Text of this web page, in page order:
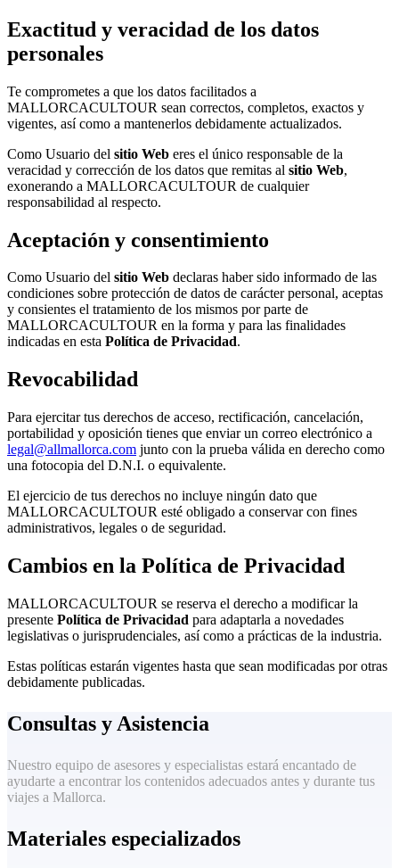
Exactitud y veracidad de los datos
personales
Te comprometes a que los datos facilitados a
MALLORCACULTOUR sean correctos, completos, exactos y
vigentes, así como a mantenerlos debidamente actualizados.
Como Usuario del sitio Web eres el único responsable de la
veracidad y corrección de los datos que remitas al sitio Web,
exonerando a MALLORCACULTOUR de cualquier
responsabilidad al respecto.
Aceptación y consentimiento
Como Usuario del sitio Web declaras haber sido informado de las
condiciones sobre protección de datos de carácter personal, aceptas
y consientes el tratamiento de los mismos por parte de
MALLORCACULTOUR en la forma y para las finalidades
indicadas en esta Política de Privacidad.
Revocabilidad
Para ejercitar tus derechos de acceso, rectificación, cancelación,
portabilidad y oposición tienes que enviar un correo electrónico a
legal@allmallorca.com junto con la prueba válida en derecho como
una fotocopia del D.N.I. o equivalente.
El ejercicio de tus derechos no incluye ningún dato que
MALLORCACULTOUR esté obligado a conservar con fines
administrativos, legales o de seguridad.
Cambios en la Política de Privacidad
MALLORCACULTOUR se reserva el derecho a modificar la
presente Política de Privacidad para adaptarla a novedades
legislativas o jurisprudenciales, así como a prácticas de la industria.
Estas políticas estarán vigentes hasta que sean modificadas por otras
debidamente publicadas.
Consultas y Asistencia
Nuestro equipo de asesores y especialistas estará encantado de
ayudarte a encontrar los contenidos adecuados antes y durante tus
viajes a Mallorca.
Materiales especializados